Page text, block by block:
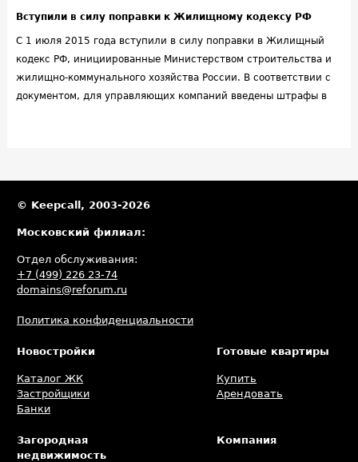
Вступили в силу поправки к Жилищному кодексу РФ
С 1 июля 2015 года вступили в силу поправки в Жилищный
кодекс РФ, инициированные Министерством строительства и
жилищно-коммунального хозяйства России. В соответствии с
документом, для управляющих компаний введены штрафы в
© Keepcall, 2003-2026
Московский филиал:
Отдел обслуживания:
+7 (499) 226 23-74
domains@reforum.ru
Политика конфиденциальности
Новостройки
Каталог ЖК
Застройщики
Банки
Готовые квартиры
Купить
Арендовать
Загородная
недвижимость
Компания